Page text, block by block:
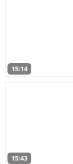
15:14
15:43